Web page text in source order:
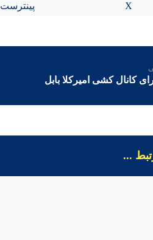
X پینترست
کانال کشی امیرکلا بابل
...